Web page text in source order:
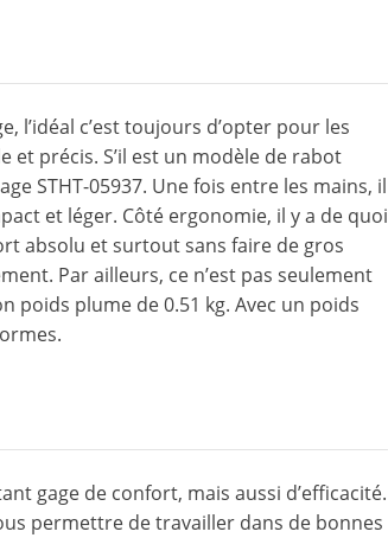
l’idéal c’est toujours d’opter pour les
précis. S’il est un modèle de rabot
STHT-05937. Une fois entre les mains, il
et léger. Côté ergonomie, il y a de quoi
absolu et surtout sans faire de gros
Par ailleurs, ce n’est pas seulement
poids plume de 0.51 kg. Avec un poids
gage de confort, mais aussi d’efficacité.
permettre de travailler dans de bonnes